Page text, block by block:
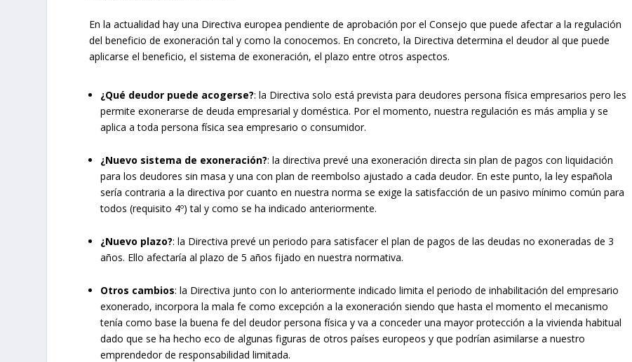
En la actualidad hay una Directiva europea pendiente de aprobación por el Consejo que puede afectar a la regulación
del beneficio de exoneración tal y como la conocemos. En concreto, la Directiva determina el deudor al que puede
aplicarse el beneficio, el sistema de exoneración, el plazo entre otros aspectos.
¿Qué deudor puede acogerse?: la Directiva solo está prevista para deudores persona física empresarios pero les
permite exonerarse de deuda empresarial y doméstica. Por el momento, nuestra regulación es más amplia y se
aplica a toda persona física sea empresario o consumidor.
¿Nuevo sistema de exoneración?: la directiva prevé una exoneración directa sin plan de pagos con liquidación
para los deudores sin masa y una con plan de reembolso ajustado a cada deudor. En este punto, la ley española
sería contraria a la directiva por cuanto en nuestra norma se exige la satisfacción de un pasivo mínimo común para
todos (requisito 4º) tal y como se ha indicado anteriormente.
¿Nuevo plazo?: la Directiva prevé un periodo para satisfacer el plan de pagos de las deudas no exoneradas de 3
años. Ello afectaría al plazo de 5 años fijado en nuestra normativa.
Otros cambios: la Directiva junto con lo anteriormente indicado limita el periodo de inhabilitación del empresario
exonerado, incorpora la mala fe como excepción a la exoneración siendo que hasta el momento el mecanismo
tenía como base la buena fe del deudor persona física y va a conceder una mayor protección a la vivienda habitual
dado que se ha hecho eco de algunas figuras de otros países europeos y que podrían asimilarse a nuestro
emprendedor de responsabilidad limitada.